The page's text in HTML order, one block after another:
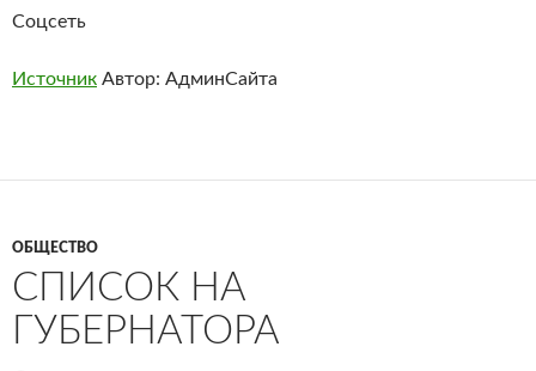
Соцсеть
Источник Автор: АдминСайта
ОБЩЕСТВО
СПИСОК НА
ГУБЕРНАТОРА